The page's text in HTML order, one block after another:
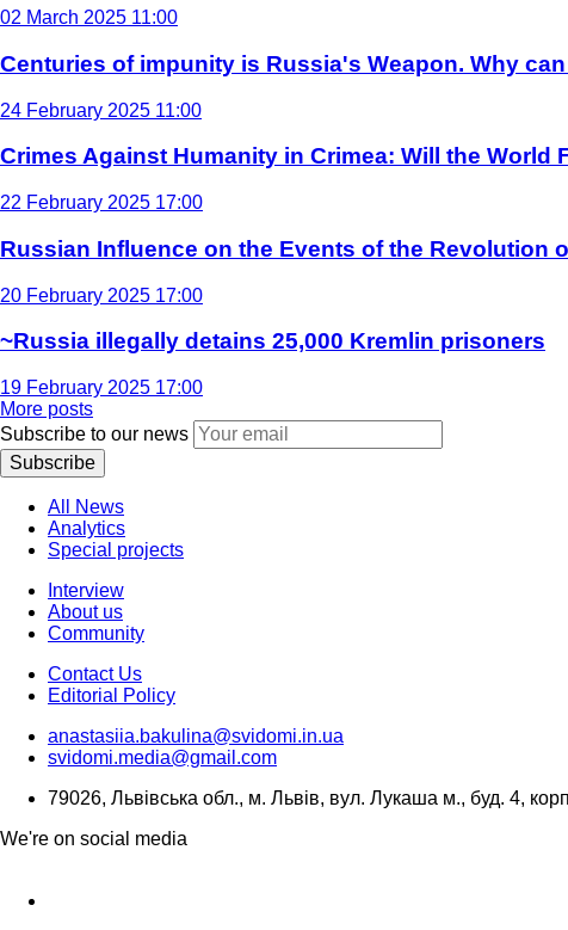
02 March 2025 11:00
Centuries of impunity is Russia's Weapon. Why
24 February 2025 11:00
Crimes Against Humanity in Crimea: Will the World
22 February 2025 17:00
Russian Influence on the Events of the Revolution
20 February 2025 17:00
~Russia illegally detains 25,000 Kremlin prisoners
19 February 2025 17:00
More posts
Subscribe to our news
Subscribe
All News
Analytics
Special projects
Interview
About us
Community
Contact Us
Editorial Policy
anastasiia.bakulina@svidomi.in.ua
svidomi.media@gmail.com
79026, Львівська обл., м. Львів, вул. Лукаша м., буд. 4,
We're on social media